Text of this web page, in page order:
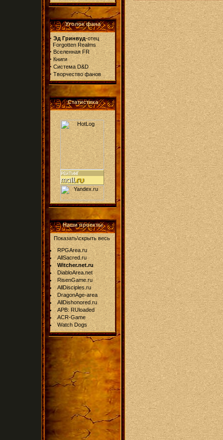
Уголок фана
· Эд Гринвуд-отец
Forgotten Realms
· Вселенная FR
· Книги
· Система D&D
· Творчество фанов
Статистика
Наши проекты
Показать\скрыть весь
RPGArea.ru
AllSacred.ru
Witcher.net.ru
DiabloArea.net
RisenGame.ru
AllDisciples.ru
DragonAge-area
AllDishonored.ru
APB: RUloaded
ACR-Game
Watch Dogs